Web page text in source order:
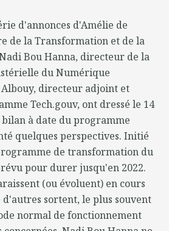
d'annonces d'Amélie de
de la Transformation et de la
Bou Hanna, directeur de la
du Numérique
directeur adjoint et
Tech.gouv, ont dressé le 14
à date du programme
quelques perspectives. Initié
de transformation du
pour durer jusqu'en 2022.
(ou évoluent) en cours
sortent, le plus souvent
normal de fonctionnement